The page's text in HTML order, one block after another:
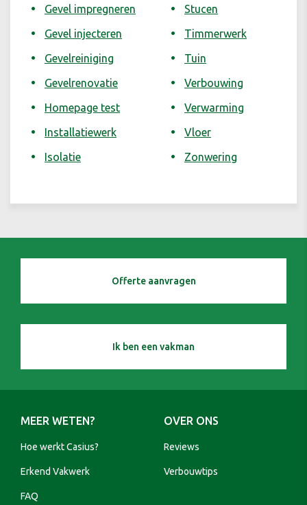
Gevel impregneren
Gevel injecteren
Gevelreiniging
Gevelrenovatie
Homepage test
Installatiewerk
Isolatie
Stucen
Timmerwerk
Tuin
Verbouwing
Verwarming
Vloer
Zonwering
Offerte aanvragen
Ik ben een vakman
MEER WETEN?
Hoe werkt Casius?
Erkend Vakwerk
FAQ
OVER ONS
Reviews
Verbouwtips